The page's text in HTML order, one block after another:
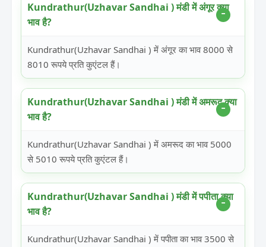
Kundrathur(Uzhavar Sandhai ) मंडी में अंगूर क्या
भाव है?
Kundrathur(Uzhavar Sandhai ) में अंगूर का भाव 8000 से
8010 रूपये प्रति कुएंटल हैं।
Kundrathur(Uzhavar Sandhai ) मंडी में अमरूद क्या
भाव है?
Kundrathur(Uzhavar Sandhai ) में अमरूद का भाव 5000
से 5010 रूपये प्रति कुएंटल हैं।
Kundrathur(Uzhavar Sandhai ) मंडी में पपीता क्या
भाव है?
Kundrathur(Uzhavar Sandhai ) में पपीता का भाव 3500 से